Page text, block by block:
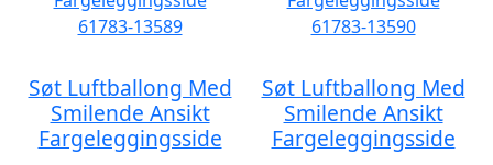
Søt Luftballong Med
Smilende Ansikt
Fargeleggingsside
Søt Luftballong Med
Smilende Ansikt
Fargeleggingsside